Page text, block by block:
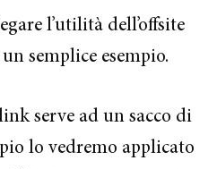
l’utilità dell’offsite
semplice esempio.
serve ad un sacco di
lo vedremo applicato